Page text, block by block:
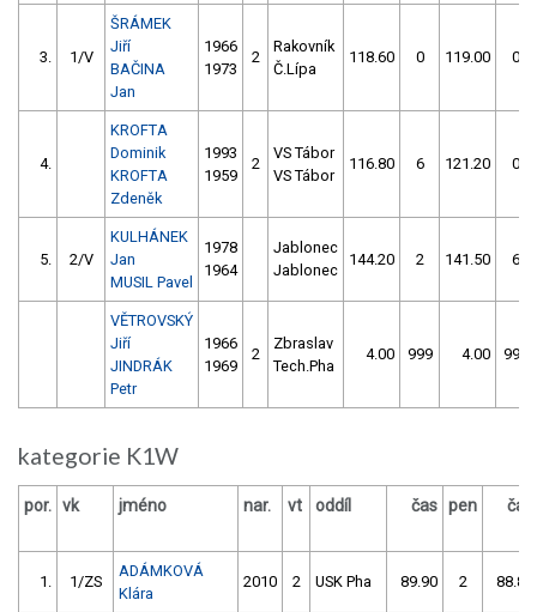
3. 1/V
ŠRÁMEK
Jiří
BAČINA
Jan
1966
1973
2
Rakovník
Č.Lípa
118.60 0 119.00 0
4.
KROFTA
Dominik
KROFTA
Zdeněk
1993
1959
2
VS Tábor
VS Tábor
116.80 6 121.20 0
5. 2/V
KULHÁNEK
Jan
MUSIL Pavel
1978
1964
Jablonec
Jablonec
144.20 2 141.50 6
VĚTROVSKÝ
Jiří
JINDRÁK
Petr
1966
1969
2
Zbraslav
Tech.Pha
4.00 999 4.00 999
kategorie K1W
por. vk jméno nar. vt oddíl čas pen čas
1. 1/ZS
ADÁMKOVÁ
Klára
2010 2 USK Pha 89.90 2 88.80